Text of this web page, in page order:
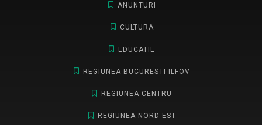
ANUNTURI
CULTURA
EDUCATIE
REGIUNEA BUCURESTI-ILFOV
REGIUNEA CENTRU
REGIUNEA NORD-EST